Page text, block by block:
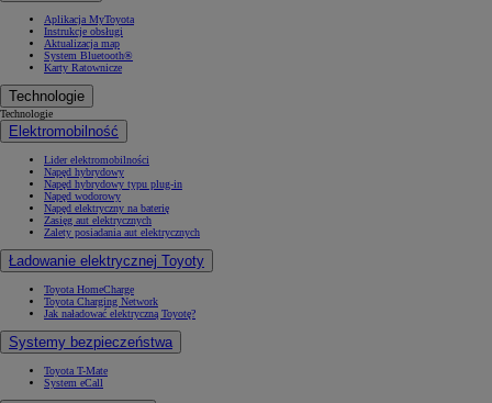
Aplikacja MyToyota
Instrukcje obsługi
Aktualizacja map
System Bluetooth®
Karty Ratownicze
Technologie
Technologie
Elektromobilność
Lider elektromobilności
Napęd hybrydowy
Napęd hybrydowy typu plug-in
Napęd wodorowy
Napęd elektryczny na baterię
Zasięg aut elektrycznych
Zalety posiadania aut elektrycznych
Ładowanie elektrycznej Toyoty
Toyota HomeCharge
Toyota Charging Network
Jak naładować elektryczną Toyotę?
Systemy bezpieczeństwa
Toyota T-Mate
System eCall